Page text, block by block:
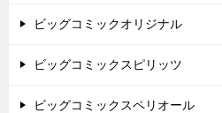
ビッグコミックオリジナル
ビッグコミックスピリッツ
ビッグコミックスペリオール